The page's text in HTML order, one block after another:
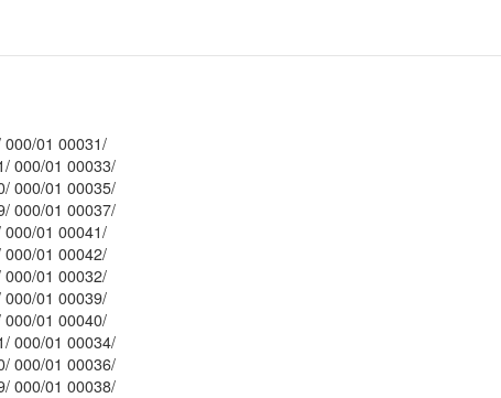
Mblu: 116/ 042/ 000/01 00031/
Mblu: 116/ 041/ 000/01 00033/
Mblu: 116/ 040/ 000/01 00035/
Mblu: 116/ 039/ 000/01 00037/
Mblu: 116/ 037/ 000/01 00041/
Mblu: 116/ 037/ 000/01 00042/
Mblu: 116/ 042/ 000/01 00032/
Mblu: 116/ 038/ 000/01 00039/
Mblu: 116/ 038/ 000/01 00040/
Mblu: 116/ 041/ 000/01 00034/
Mblu: 116/ 040/ 000/01 00036/
Mblu: 116/ 039/ 000/01 00038/